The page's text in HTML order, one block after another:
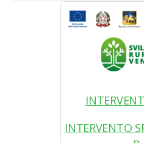
INTERVENTO